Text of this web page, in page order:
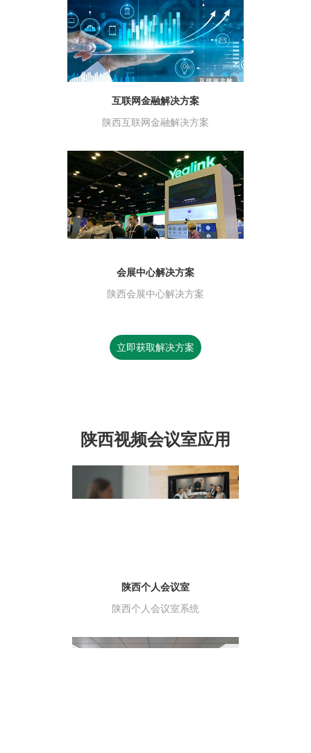
互联网金融解决方案
陕西互联网金融解决方案
会展中心解决方案
陕西会展中心解决方案
立即获取解决方案
陕西视频会议室应用
陕西个人会议室
陕西个人会议室系统